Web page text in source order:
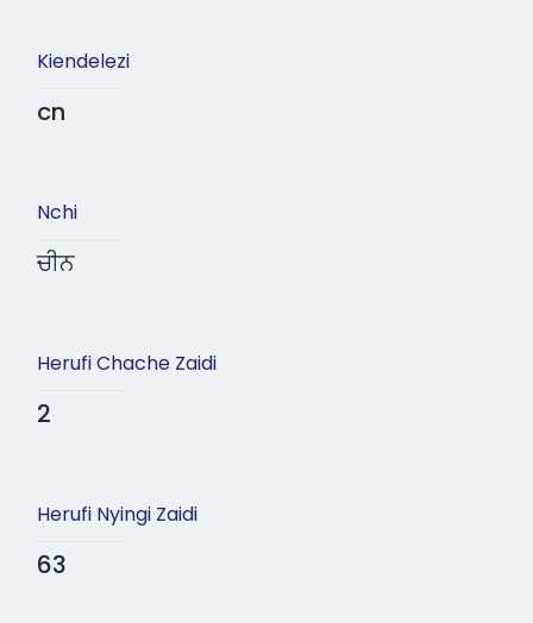
Kiendelezi
cn
Nchi
ਚੀਨ
Herufi Chache Zaidi
2
Herufi Nyingi Zaidi
63